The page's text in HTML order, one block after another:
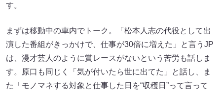
す。
まずは移動中の車内でトーク。「松本人志の代役として出
演した番組がきっかけで、仕事が30倍に増えた」と言うJP
は、漫才芸人のように賞レースがないという苦労も話しま
す。原口も同じく「気が付いたら世に出てた」と話し、ま
た「モノマネする対象と仕事した日を“収穫日”って言って